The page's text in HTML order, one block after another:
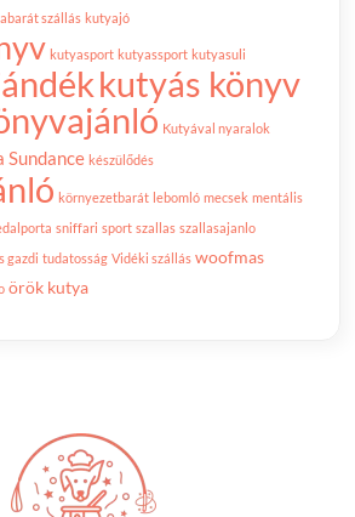
szállás kutyajó
kutyasport kutyassport kutyasuli
kutyás könyv
Kutyával nyaralok
Sundance készülődés
környezetbarát lebomló mecsek mentális
sniffari sport szallas szallasajanlo
gazdi tudatosság Vidéki szállás woofmas
örök kutya